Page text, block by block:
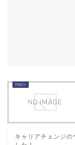
キャリアチェンジの